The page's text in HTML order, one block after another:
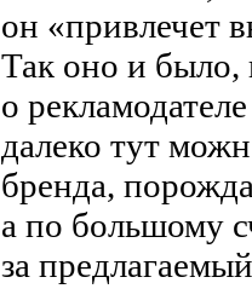
он «привлечет
Так оно и было,
о
далеко тут
бренда,
а по большому
за